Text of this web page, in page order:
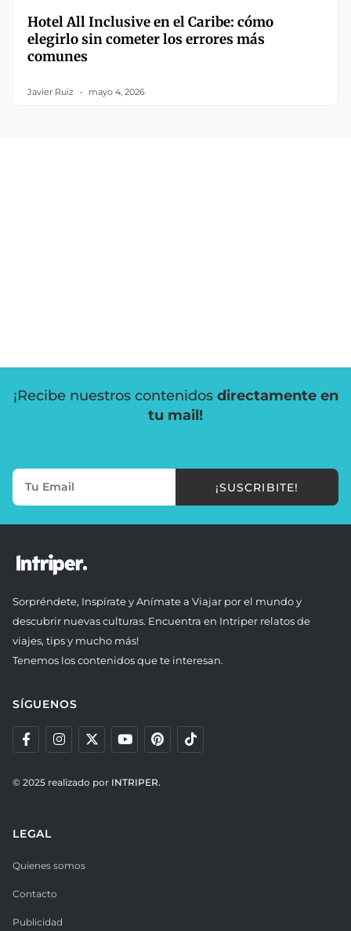
Hotel All Inclusive en el Caribe: cómo
elegirlo sin cometer los errores más
comunes
Javier Ruiz mayo 4, 2026
¡Recibe nuestros contenidos directamente en
tu mail!
¡SUSCRIBITE!
Sorpréndete, Inspírate y Anímate a Viajar por el mundo y
descubrir nuevas culturas. Encuentra en Intriper relatos de
viajes, tips y mucho más!
Tenemos los contenidos que te interesan.
SÍGUENOS
© 2025 realizado por INTRIPER.
LEGAL
Quienes somos
Contacto
Publicidad